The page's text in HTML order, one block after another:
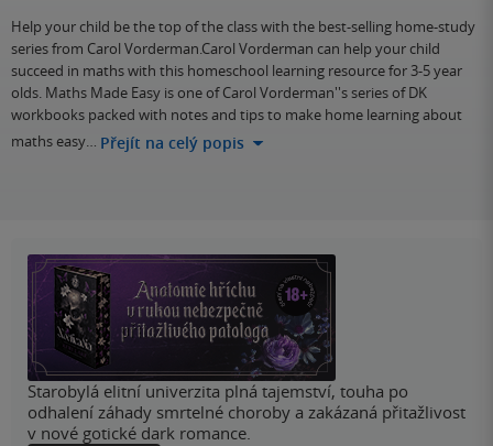
Help your child be the top of the class with the best-selling home-study
series from Carol Vorderman.Carol Vorderman can help your child
succeed in maths with this homeschool learning resource for 3-5 year
olds. Maths Made Easy is one of Carol Vorderman''s series of DK
workbooks packed with notes and tips to make home learning about
maths easy… Přejít na celý popis
Starobylá elitní univerzita plná tajemství, touha po
odhalení záhady smrtelné choroby a zakázaná přitažlivost
v nové gotické dark romance.